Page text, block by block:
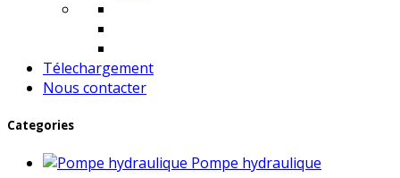
Télechargement
Nous contacter
Categories
Pompe hydraulique